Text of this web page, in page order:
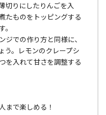
切りにしたりんごを入
たものをトッピングする
ジでの作り方と同様に、
う。レモンのクレープシ
を入れて甘さを調整する
まで楽しめる！